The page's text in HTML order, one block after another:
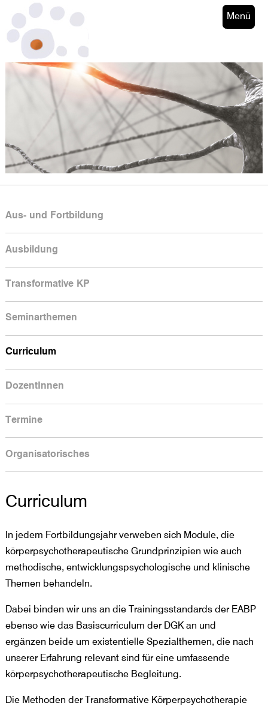
Menü
Aus- und Fortbildung
Ausbildung
Transformative KP
Seminarthemen
Curriculum
DozentInnen
Termine
Organisatorisches
Curriculum
In jedem Fortbildungsjahr verweben sich Module, die
körperpsychotherapeutische Grundprinzipien wie auch
methodische, entwicklungspsychologische und klinische
Themen behandeln.
Dabei binden wir uns an die Trainingsstandards der EABP
ebenso wie das Basiscurriculum der DGK an und
ergänzen beide um existentielle Spezialthemen, die nach
unserer Erfahrung relevant sind für eine umfassende
körperpsychotherapeutische Begleitung.
Die Methoden der Transformative Körperpsychotherapie